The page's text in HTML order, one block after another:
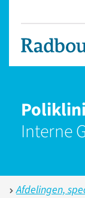
Interne
Afdelingen,